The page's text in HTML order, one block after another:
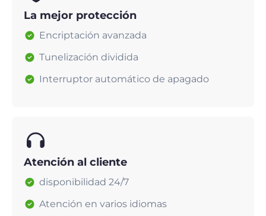
La mejor protección
Encriptación avanzada
Tunelización dividida
Interruptor automático de apagado
Atención al cliente
disponibilidad 24/7
Atención en varios idiomas